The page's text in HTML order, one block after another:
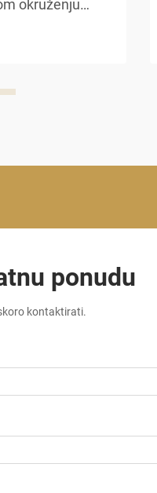
okruženju
je mnogo
naknadni
ponudu
kontaktirati.